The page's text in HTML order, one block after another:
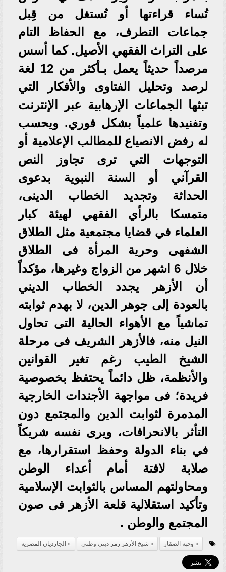
تُساء قراءتها أو تُستغل من قِبل
جماعات التطرف، مع الحفاظ التام
على التراث الفقهي الأصيل. كما أسس
مرصداً حديثاً يعمل بـأكثر من 12 لغة
لرصد وتحليل الفتاوى والأفكار التي
تبثها الجماعات الإرهابية عبر الإنترنت
وتفنيدها علمياً بشكل فوري. ويحسب
له رفض الانصياع للمطالب الإعلامية أو
التوجهات التي ترى تجاوز النص
القرآني أو السنة النبوية بدعوى
الحداثة وتجديد الخطاب الدينى،
متمسكا بالرأي الفقهي لهيئة كبار
العلماء في قضايا مجتمعية مثل الطلاق
الشفهى وحرية المرأة فى الطلاق
خلال 6 اشهر من الزواج وغيرها، مؤكداً
أن الأزهر يجدد الخطاب الديني
بالعودة إلى جوهر الدين، لا بهدم ثوابته
تماشياً مع الأهواء الحالية التى تحاول
النيل منه، فالأزهر الشريف فى مرحلة
الشيخ الطيب رغم تغير القوانين
والأنظمة، ظل دائماً يحتفظ بخصوصية
فريدة؛ فى مواجهة الأجندات الخارجية
المدمرة لثوابت الدين والمجتمع دون
التأثر بالانحرافات، ويرى نفسه شريكاً
في بناء الدولة وحفظ استقرارها، مع
صلابة لافتة أمام أعداء الوطن
ومحاولتهم المساس بالثوابت الإسلامية
وتأكيد استقلالية قلعة الأزهر فى صون
المجتمع والوطن .
وجبه الصقار شيخ الأزهر رمز دينى وطنى الجارديان المصريه